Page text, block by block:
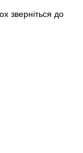
зверніться до